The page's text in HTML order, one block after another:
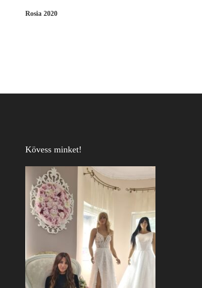
Rosia 2020
Kövess minket!